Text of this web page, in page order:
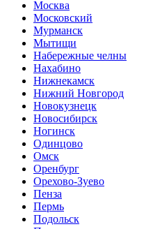
Москва
Московский
Мурманск
Мытищи
Набережные челны
Нахабино
Нижнекамск
Нижний Новгород
Новокузнецк
Новосибирск
Ногинск
Одинцово
Омск
Оренбург
Орехово-Зуево
Пенза
Пермь
Подольск